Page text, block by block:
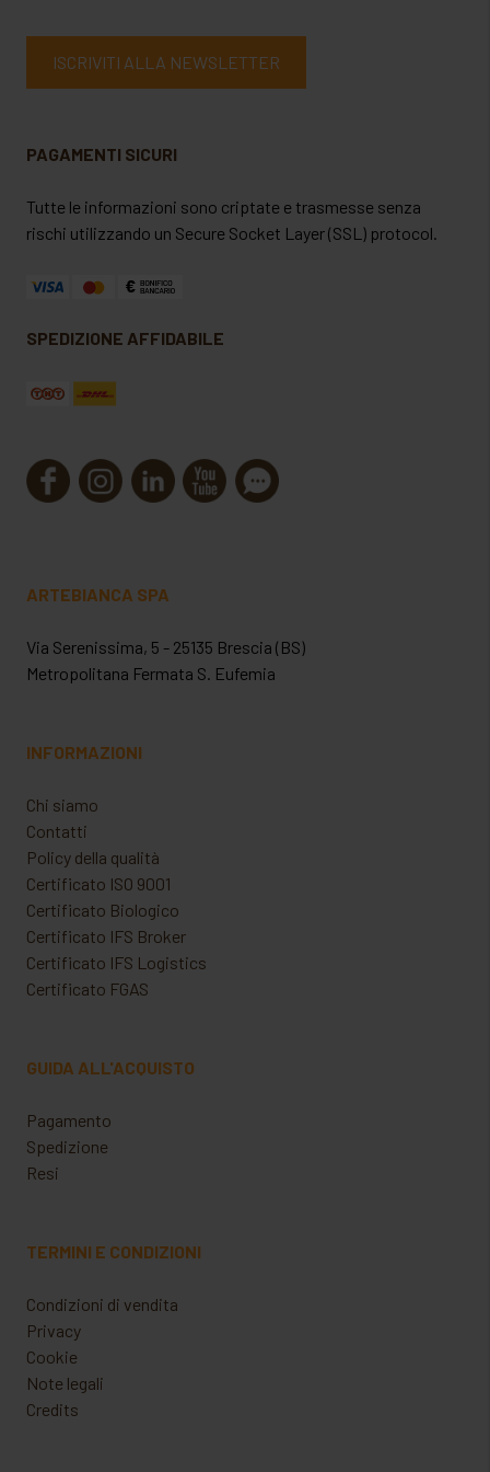
ISCRIVITI ALLA NEWSLETTER
PAGAMENTI SICURI
Tutte le informazioni sono criptate e trasmesse senza
rischi utilizzando un Secure Socket Layer (SSL) protocol.
SPEDIZIONE AFFIDABILE
ARTEBIANCA SPA
Via Serenissima, 5 - 25135 Brescia (BS)
Metropolitana Fermata S. Eufemia
INFORMAZIONI
Chi siamo
Contatti
Policy della qualità
Certificato ISO 9001
Certificato Biologico
Certificato IFS Broker
Certificato IFS Logistics
Certificato FGAS
GUIDA ALL'ACQUISTO
Pagamento
Spedizione
Resi
TERMINI E CONDIZIONI
Condizioni di vendita
Privacy
Cookie
Note legali
Credits